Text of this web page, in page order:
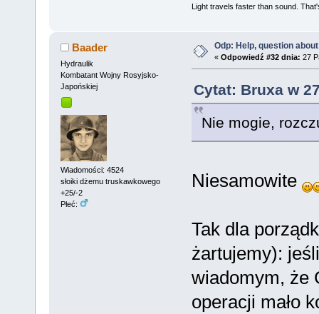
Light travels faster than sound.
Baader
Hydraulik
Kombatant Wojny Rosyjsko-
Japońskiej
Wiadomości: 4524
słoiki dżemu truskawkowego
+25/-2
Płeć:
Odp: Help, question
« Odpowiedź #32 dnia: 27
Cytat: Bruxa w
Nie mogie,
Niesamowite
Tak dla
żartujemy):
wiadomym, że
operacji mało